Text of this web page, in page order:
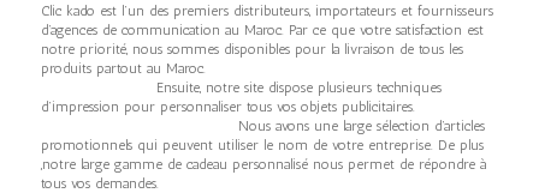
Clic kado est l’un des premiers distributeurs, importateurs et fournisseurs
d’agences de communication au Maroc. Par ce que votre satisfaction est
notre priorité, nous sommes disponibles pour la livraison de tous les
produits partout au Maroc.
Ensuite, notre site dispose plusieurs techniques
d’impression pour personnaliser tous vos objets publicitaires.
Nous avons une large sélection d’articles
promotionnels qui peuvent utiliser le nom de votre entreprise. De plus
,notre large gamme de cadeau personnalisé nous permet de répondre à
tous vos demandes.